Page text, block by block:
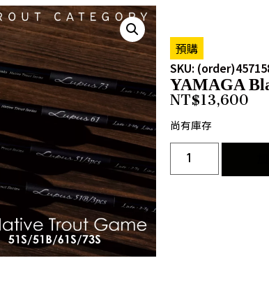
預購
SKU:
YAMAGA
NT$13,600
尚有庫存